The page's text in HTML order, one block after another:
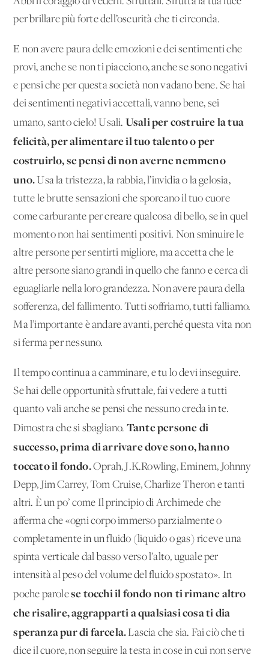
per brillare più forte dell’oscurità che ti circonda.
E non avere paura delle emozioni e dei sentimenti che
provi, anche se non ti piacciono, anche se sono negativi
e pensi che per questa società non vadano bene. Se hai
dei sentimenti negativi accettali, vanno bene, sei
umano, santo cielo! Usali. Usali per costruire la tua
felicità, per alimentare il tuo talento o per
costruirlo, se pensi di non averne nemmeno
uno.Usa la tristezza, la rabbia, l’invidia o la gelosia,
tutte le brutte sensazioni che sporcano il tuo cuore
come carburante per creare qualcosa di bello, se in quel
momento non hai sentimenti positivi. Non sminuire le
altre persone per sentirti migliore, ma accetta che le
altre persone siano grandi in quello che fanno e cerca di
eguagliarle nella loro grandezza. Non avere paura della
sofferenza, del fallimento. Tutti soffriamo, tutti falliamo.
Ma l’importante è andare avanti, perché questa vita non
si ferma per nessuno.
Il tempo continua a camminare, e tu lo devi inseguire.
Se hai delle opportunità sfruttale, fai vedere a tutti
quanto vali anche se pensi che nessuno creda in te.
Dimostra che si sbagliano. Tante persone di
successo, prima di arrivare dove sono, hanno
toccato il fondo.Oprah, J.K.Rowling, Eminem, Johnny
Depp, Jim Carrey, Tom Cruise, Charlize Theron e tanti
altri. È un po’ come Il principio di Archimede che
afferma che «ogni corpo immerso parzialmente o
completamente in un fluido (liquido o gas) riceve una
spinta verticale dal basso verso l’alto, uguale per
intensità al peso del volume del fluido spostato». In
poche parolese tocchi il fondo non ti rimane altro
che risalire, aggrapparti a qualsiasi cosa ti dia
speranza pur di farcela.Lascia che sia. Fai ciò che ti
dice il cuore, non seguire la testa in cose in cui non serve